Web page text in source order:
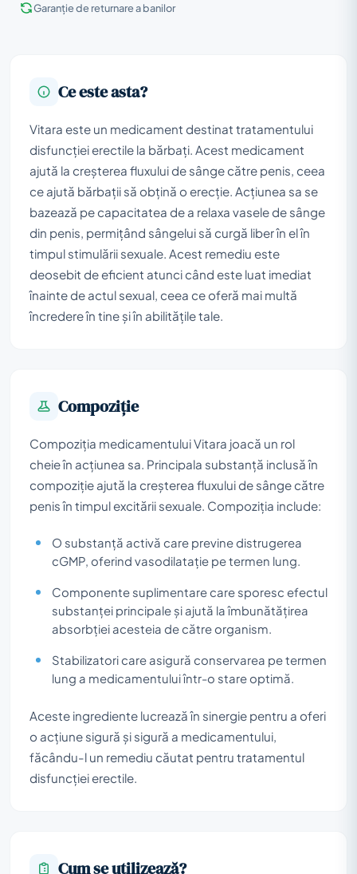
Garanție de returnare a banilor
Ce este asta?
Vitara este un medicament destinat tratamentului
disfuncției erectile la bărbați. Acest medicament
ajută la creșterea fluxului de sânge către penis, ceea
ce ajută bărbații să obțină o erecție. Acțiunea sa se
bazează pe capacitatea de a relaxa vasele de sânge
din penis, permițând sângelui să curgă liber în el în
timpul stimulării sexuale. Acest remediu este
deosebit de eficient atunci când este luat imediat
înainte de actul sexual, ceea ce oferă mai multă
încredere în tine și în abilitățile tale.
Compoziţie
Compoziția medicamentului Vitara joacă un rol
cheie în acțiunea sa. Principala substanță inclusă în
compoziție ajută la creșterea fluxului de sânge către
penis în timpul excitării sexuale. Compoziția include:
O substanță activă care previne distrugerea
cGMP, oferind vasodilatație pe termen lung.
Componente suplimentare care sporesc efectul
substanței principale și ajută la îmbunătățirea
absorbției acesteia de către organism.
Stabilizatori care asigură conservarea pe termen
lung a medicamentului într-o stare optimă.
Aceste ingrediente lucrează în sinergie pentru a oferi
o acțiune sigură și sigură a medicamentului,
făcându-l un remediu căutat pentru tratamentul
disfuncției erectile.
Cum se utilizează?